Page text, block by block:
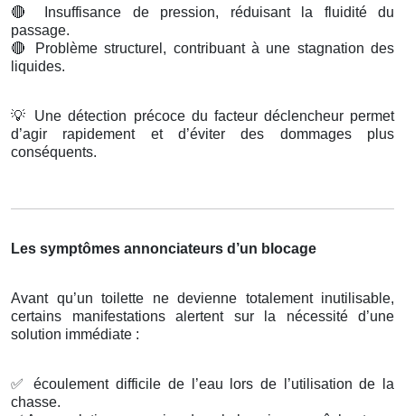
🔴
Insuffisance de pression, réduisant la fluidité du
passage.
🔴
Problème structurel, contribuant à une stagnation des
liquides.
💡
Une détection précoce du facteur déclencheur permet
d’agir rapidement et d’éviter des dommages plus
conséquents.
Les symptômes annonciateurs d’un blocage
Avant qu’un toilette ne devienne totalement inutilisable,
certains manifestations alertent sur la nécessité d’une
solution immédiate :
✅
écoulement difficile de l’eau lors de l’utilisation de la
chasse.